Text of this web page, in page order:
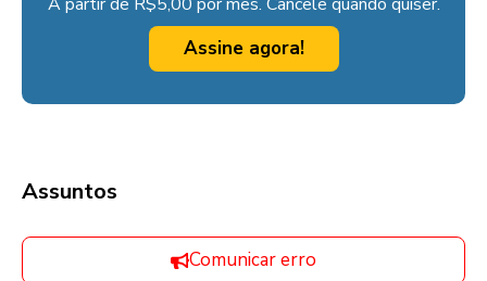
Assine agora!
Assuntos
Comunicar erro